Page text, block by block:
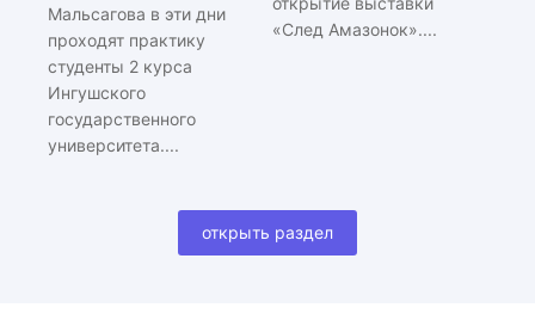
Мальсагова в эти дни
проходят практику
студенты 2 курса
Ингушского
государственного
университета....
«След Амазонок»....
открыть раздел